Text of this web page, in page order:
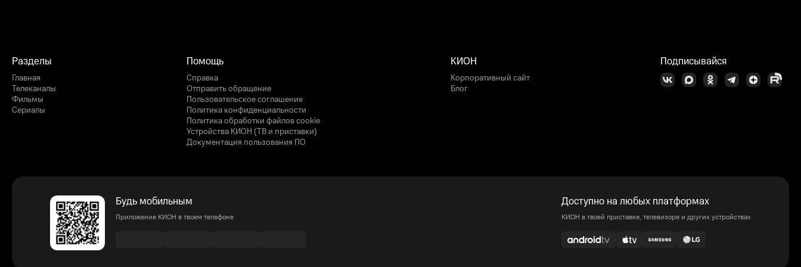
Разделы
Главная
Телеканалы
Фильмы
Сериалы
Помощь
Справка
Отправить обращение
Пользовательское соглашение
Политика конфиденциальности
Политика обработки файлов cookie
Устройства КИОН (ТВ и приставки)
Документация пользования ПО
КИОН
Корпоративный сайт
Блог
Подписывайся
Будь мобильным
Приложение КИОН в твоем телефоне
Доступно на любых платформах
КИОН в твоей приставке, телевизоре и других устройствах